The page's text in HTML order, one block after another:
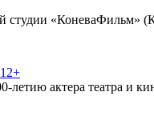
студии «КоневаФильм»
летию актера театра и